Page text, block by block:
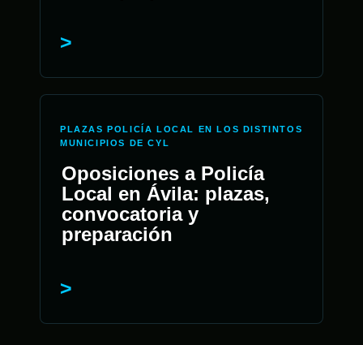
PLAZAS POLICÍA LOCAL EN LOS DISTINTOS
MUNICIPIOS DE CYL
Oposiciones a Policía
Local en Ávila: plazas,
convocatoria y
preparación